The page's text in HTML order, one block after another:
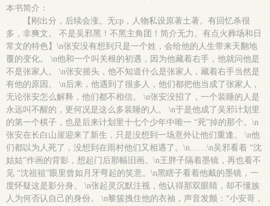
本书简介：
【刚出分，后续会涨。无cp，人物私设原著土著。有回忆杀很
多，非爽文。 不是吴邪黑！不黑主角团！简介无力。有点火葬场和日
常文的特色】\n张安没有想到只是一个姓，会给他的人生带来天翻地
覆的变化。 \n他和一个叫关根的初遇，因为他藏着右手，他就问他是
不是张家人。 \n张安摇头，他不知道什么是张家人，藏着右手当然是
有他的原因。 \n后来，他遇到了很多人，他们都把他当成了张家人，
无论张安怎么解释，他们都不相信。 \n张安没招了，一个装睡的人是
永远叫不醒的，更何况是这么多装睡的人。 \n于是他成了吴邪计划里
的第一个棋子，也是后来计划里十七个少年中唯一 “死”掉的那个。\n
张安在长白山崖迎来了新生，只是没想到一场意外让他们重逢。 \n他
们都以为人死了，没想到在雨村他们又相遇了。\n……\n吴邪看着 “沈
姑姑”作画的背影，想起门后那幅旧画。\n王胖子隔着墨镜，再也看不
见 “沈祖祖”眼里曾如月牙弯起的笑意。\n黑瞎子看着他戴的墨镜，一
度怀疑这是影分身。 \n张起灵沉默注视，他认得那双眼睛，却不懂族
人为何否认自己的身份。 \n黎簇拽住他的衣袖，声音发颤：“小安哥，